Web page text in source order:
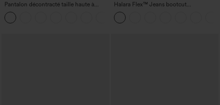
Pantalon décontracté taille haute à
jambe droite, effet lin, avec poches
Halara Flex™ Jeans bootcut
décontractés taille haute, effet délavé,
avec poches